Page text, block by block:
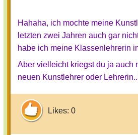
Hahaha, ich mochte meine
letzten zwei Jahren auch gar
habe ich meine Klassenlehrerin
Aber vielleicht kriegst du ja auch
neuen Kunstlehrer oder
Likes: 0